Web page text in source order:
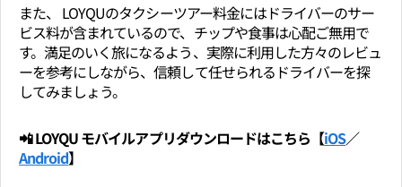
また、 LOYQUのタクシーツアー料金にはドライバーのサー
ビス料が含まれているので、チップや食事は心配ご無用で
す。満足のいく旅になるよう、実際に利用した方々のレビュ
ーを参考にしながら、信頼して任せられるドライバーを探
してみましょう。
📲 LOYQU モバイルアプリダウンロードはこちら【iOS／
Android】